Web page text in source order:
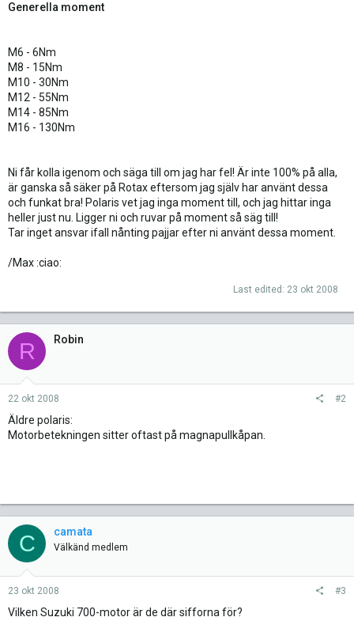
Generella moment
M6 - 6Nm
M8 - 15Nm
M10 - 30Nm
M12 - 55Nm
M14 - 85Nm
M16 - 130Nm
Ni får kolla igenom och säga till om jag har fel! Är inte 100% på alla,
är ganska så säker på Rotax eftersom jag själv har använt dessa
och funkat bra! Polaris vet jag inga moment till, och jag hittar inga
heller just nu. Ligger ni och ruvar på moment så säg till!
Tar inget ansvar ifall nånting pajjar efter ni använt dessa moment.
/Max :ciao:
Last edited: 23 okt 2008
R Robin
22 okt 2008 #2
Äldre polaris:
Motorbetekningen sitter oftast på magnapullkåpan.
C camata
Välkänd medlem
23 okt 2008 #3
Vilken Suzuki 700-motor är de där sifforna för?